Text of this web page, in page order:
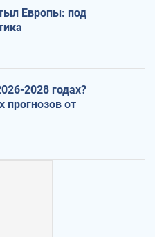
Европы: под
2028 годах?
от